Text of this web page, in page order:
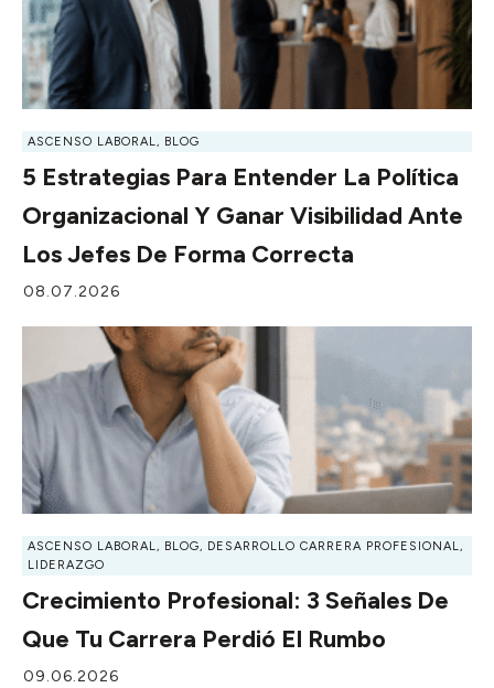
ASCENSO LABORAL, BLOG
5 Estrategias Para Entender La Política
Organizacional Y Ganar Visibilidad Ante
Los Jefes De Forma Correcta
08.07.2026
ASCENSO LABORAL, BLOG, DESARROLLO CARRERA PROFESIONAL,
LIDERAZGO
Crecimiento Profesional: 3 Señales De
Que Tu Carrera Perdió El Rumbo
09.06.2026